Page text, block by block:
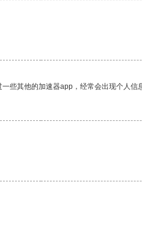
些其他的加速器app，经常会出现个人信